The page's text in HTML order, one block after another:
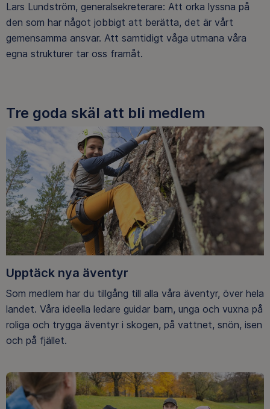
Lars Lundström, generalsekreterare: Att orka lyssna på
den som har något jobbigt att berätta, det är vårt
gemensamma ansvar. Att samtidigt våga utmana våra
egna strukturer tar oss framåt.
Tre goda skäl att bli medlem
Upptäck nya äventyr
Som medlem har du tillgång till alla våra äventyr, över hela
landet. Våra ideella ledare guidar barn, unga och vuxna på
roliga och trygga äventyr i skogen, på vattnet, snön, isen
och på fjället.